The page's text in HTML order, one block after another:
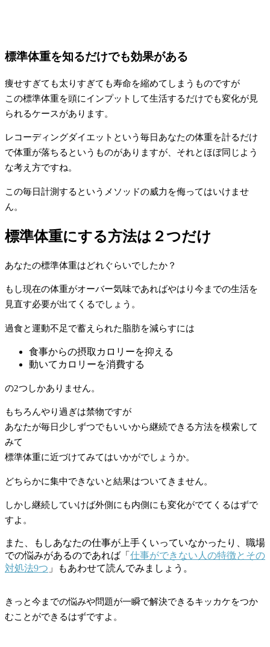
標準体重を知るだけでも効果がある
痩せすぎても太りすぎても寿命を縮めてしまうものですが
この標準体重を頭にインプットして生活するだけでも変化が見
られるケースがあります。
レコーディングダイエットという毎日あなたの体重を計るだけ
で体重が落ちるというものがありますが、それとほぼ同じよう
な考え方ですね。
この毎日計測するというメソッドの威力を侮ってはいけませ
ん。
標準体重にする方法は２つだけ
あなたの標準体重はどれぐらいでしたか？
もし現在の体重がオーバー気味であればやはり今までの生活を
見直す必要が出てくるでしょう。
過食と運動不足で蓄えられた脂肪を減らすには
食事からの摂取カロリーを抑える
動いてカロリーを消費する
の2つしかありません。
もちろんやり過ぎは禁物ですが
あなたが毎日少しずつでもいいから継続できる方法を模索して
みて
標準体重に近づけてみてはいかがでしょうか。
どちらかに集中できないと結果はついてきません。
しかし継続していけば外側にも内側にも変化がでてくるはずで
すよ。
また、もしあなたの仕事が上手くいっていなかったり、職場
での悩みがあるのであれば「 仕事ができない人の特徴とその
対処法9つ 」もあわせて読んでみましょう。
きっと今までの悩みや問題が一瞬で解決できるキッカケをつか
むことができるはずですよ。